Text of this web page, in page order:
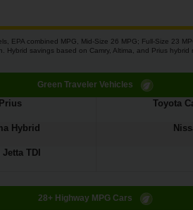
EPA combined MPG, Mid-Size 26 MPG; Full-Size 23
Hybrid savings based on Camry, Altima, and Prius hybrid
Green Traveler Vehicles
Toyota
Hybrid
TDI
28+ Highway MPG Cars